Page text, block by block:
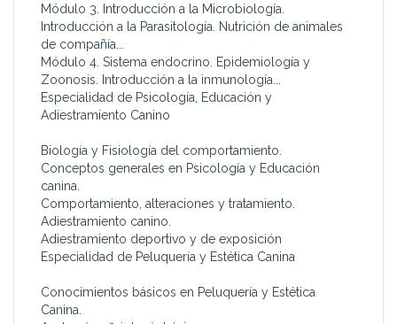
Módulo 3. Introducción a la Microbiología.
Introducción a la Parasitología. Nutrición de animales
de compañía...
Módulo 4. Sistema endocrino. Epidemiología y
Zoonosis. Introducción a la inmunología...
Especialidad de Psicología, Educación y
Adiestramiento Canino
Biología y Fisiología del comportamiento.
Conceptos generales en Psicología y Educación
canina.
Comportamiento, alteraciones y tratamiento.
Adiestramiento canino.
Adiestramiento deportivo y de exposición
Especialidad de Peluquería y Estética Canina
Conocimientos básicos en Peluquería y Estética
Canina.